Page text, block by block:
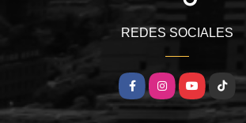
REDES SOCIALES
FacebookInstagramYouTubeTikTok